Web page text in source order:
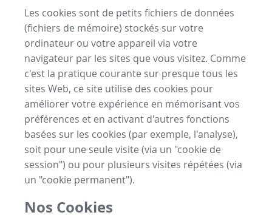
Les cookies sont de petits fichiers de données
(fichiers de mémoire) stockés sur votre
ordinateur ou votre appareil via votre
navigateur par les sites que vous visitez. Comme
c'est la pratique courante sur presque tous les
sites Web, ce site utilise des cookies pour
améliorer votre expérience en mémorisant vos
préférences et en activant d'autres fonctions
basées sur les cookies (par exemple, l'analyse),
soit pour une seule visite (via un "cookie de
session") ou pour plusieurs visites répétées (via
un "cookie permanent").
Nos Cookies